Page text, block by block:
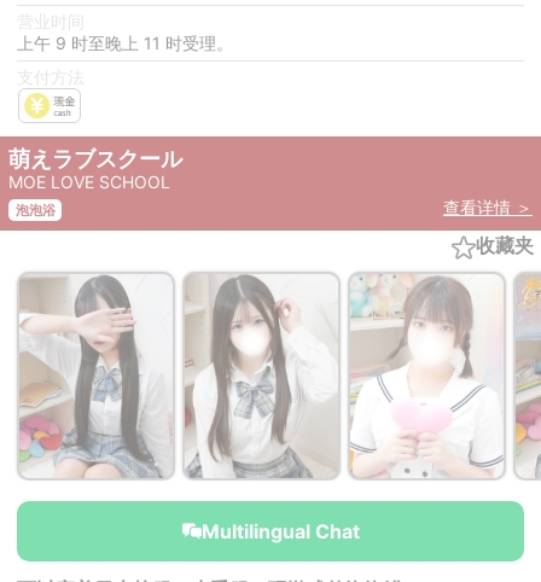
营业时间
上午 9 时至晚上 11 时受理。
支付方法
萌えラブスクール
MOE LOVE SCHOOL
泡泡浴
查看详情 ＞
收藏夹
Multilingual Chat